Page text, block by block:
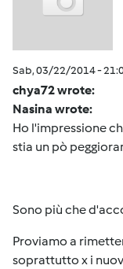
Sab, 03/22/2014 -
chya72 wrote:
Nasina wrote:
Ho l'impressione
stia un pò
Sono più che
Proviamo a
soprattutto x i